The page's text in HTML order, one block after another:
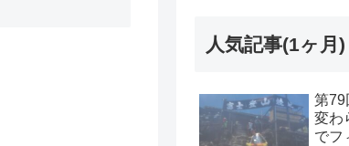
人気記事(1ヶ月)
第79
変わ
でフ